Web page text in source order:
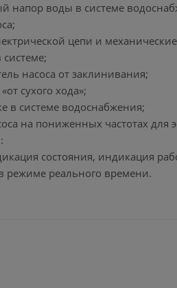
напор воды в системе
цепи и
насоса от заклинивания;
сухого хода»;
в системе водоснабжения;
на пониженных частотах для
состояния, индикация
режиме реального времени.